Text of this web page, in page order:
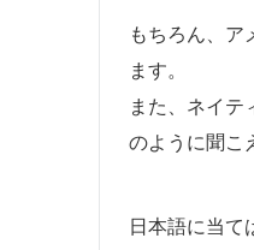
もちろん、ア
ます。
また、ネイテ
のように聞こ
日本語に当て